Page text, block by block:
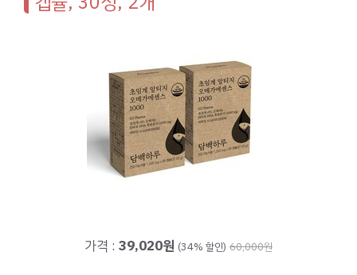
가격 : 39,020원 (34% 할인) 60,000원